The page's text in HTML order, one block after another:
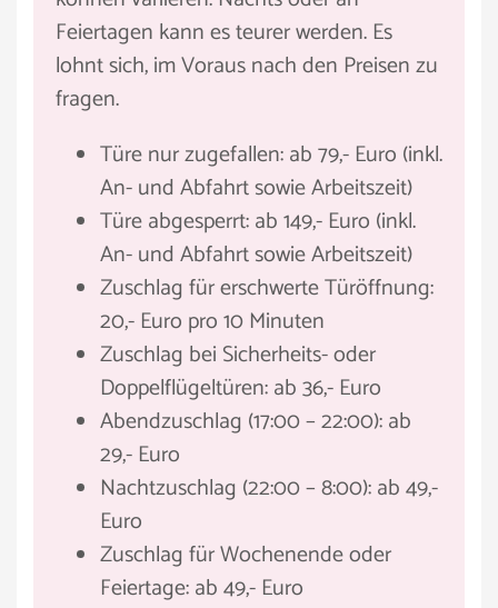
Feiertagen kann es teurer werden. Es
lohnt sich, im Voraus nach den Preisen zu
fragen.
Türe nur zugefallen: ab 79,- Euro (inkl.
An- und Abfahrt sowie Arbeitszeit)
Türe abgesperrt: ab 149,- Euro (inkl.
An- und Abfahrt sowie Arbeitszeit)
Zuschlag für erschwerte Türöffnung:
20,- Euro pro 10 Minuten
Zuschlag bei Sicherheits- oder
Doppelflügeltüren: ab 36,- Euro
Abendzuschlag (17:00 – 22:00): ab
29,- Euro
Nachtzuschlag (22:00 – 8:00): ab 49,-
Euro
Zuschlag für Wochenende oder
Feiertage: ab 49,- Euro